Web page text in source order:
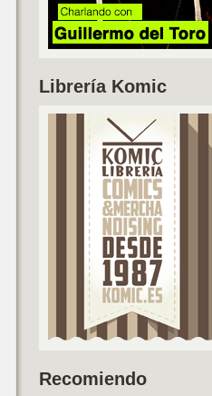
Librería Komic
Recomiendo